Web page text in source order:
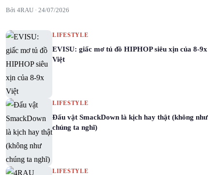
Bởi 4RAU · 24/07/2026
LIFESTYLE
EVISU: giấc mơ tủ đồ HIPHOP siêu xịn của 8-9x
Việt
LIFESTYLE
Đấu vật SmackDown là kịch hay thật (không như
chúng ta nghĩ)
LIFESTYLE